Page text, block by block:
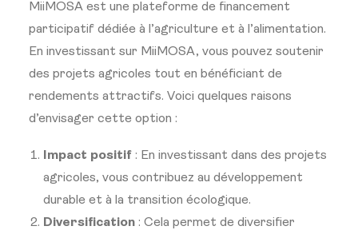
MiiMOSA est une plateforme de financement
participatif dédiée à l’agriculture et à l’alimentation.
En investissant sur MiiMOSA, vous pouvez soutenir
des projets agricoles tout en bénéficiant de
rendements attractifs. Voici quelques raisons
d’envisager cette option :
Impact positif : En investissant dans des projets
agricoles, vous contribuez au développement
durable et à la transition écologique.
Diversification : Cela permet de diversifier